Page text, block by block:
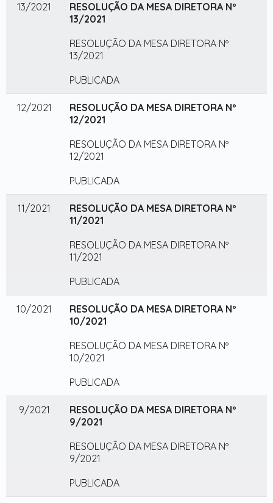
13/2021
RESOLUÇÃO DA MESA DIRETORA Nº
13/2021
RESOLUÇÃO DA MESA DIRETORA Nº
13/2021
PUBLICADA
12/2021
RESOLUÇÃO DA MESA DIRETORA Nº
12/2021
RESOLUÇÃO DA MESA DIRETORA Nº
12/2021
PUBLICADA
11/2021
RESOLUÇÃO DA MESA DIRETORA Nº
11/2021
RESOLUÇÃO DA MESA DIRETORA Nº
11/2021
PUBLICADA
10/2021
RESOLUÇÃO DA MESA DIRETORA Nº
10/2021
RESOLUÇÃO DA MESA DIRETORA Nº
10/2021
PUBLICADA
9/2021
RESOLUÇÃO DA MESA DIRETORA Nº
9/2021
RESOLUÇÃO DA MESA DIRETORA Nº
9/2021
PUBLICADA